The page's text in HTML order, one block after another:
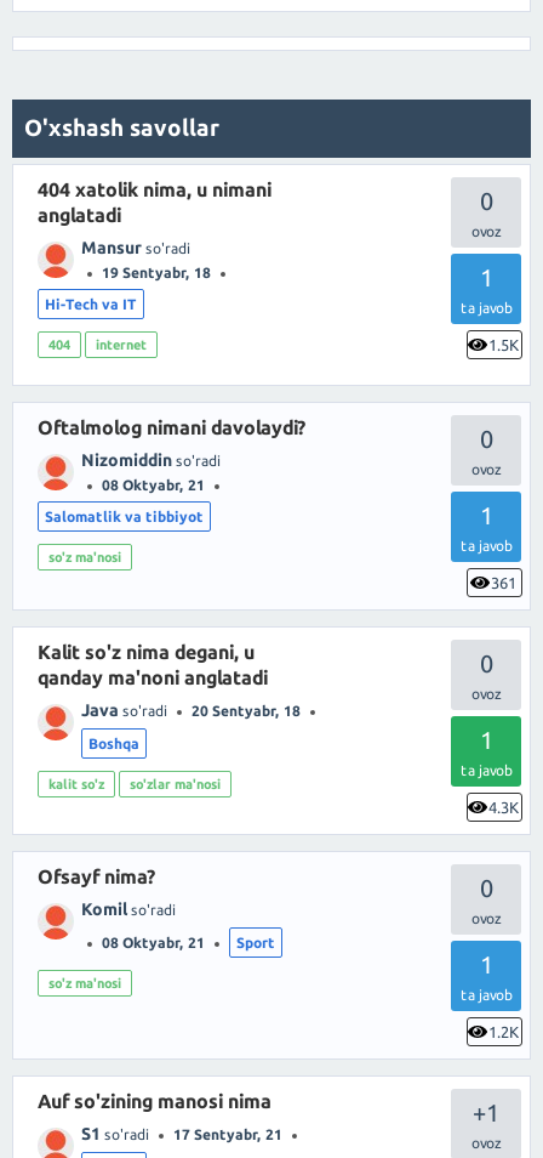
O'xshash savollar
0
1
ta javob
1.5K
404 xatolik nima, u nimani
anglatadi
Mansur so'radi
19 Sentyabr, 18
Hi-Tech va IT
404 internet
0
1
ta javob
361
Oftalmolog nimani davolaydi?
Nizomiddin so'radi
08 Oktyabr, 21
Salomatlik va tibbiyot
so'z ma'nosi
0
1
ta javob
4.3K
Kalit so'z nima degani, u
qanday ma'noni anglatadi
Java so'radi 20 Sentyabr, 18
Boshqa
kalit so'z so'zlar ma'nosi
0
1
ta javob
1.2K
Ofsayf nima?
Komil so'radi
08 Oktyabr, 21 Sport
so'z ma'nosi
+1
Auf so'zining manosi nima
S1 so'radi 17 Sentyabr, 21